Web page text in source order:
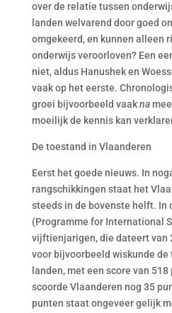
over de relatie tussen
landen welvarend door goed
omgekeerd, en kunnen alleen
onderwijs veroorloven? Een
niet, aldus Hanushek en
vaak op het eerste.
groei bijvoorbeeld vaakna
moeilijk de kennis kan
De toestand in Vlaanderen
Eerst het goede nieuws. In
rangschikkingen staat het
steeds in de bovenste helft. In
(Programme for International
vijftienjarigen, die dateert van
voor bijvoorbeeld wiskunde de
landen, met een score van
scoorde Vlaanderen nog 35
punten staat ongeveer gelijk